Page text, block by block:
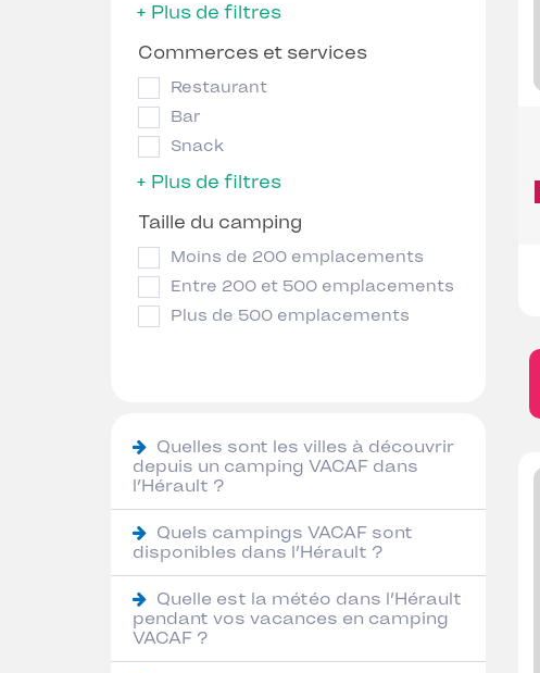
+ Plus de filtres
Commerces et services
Restaurant
Bar
Snack
+ Plus de filtres
Taille du camping
Moins de 200 emplacements
Entre 200 et 500 emplacements
Plus de 500 emplacements
Quelles sont les villes à découvrir
depuis un camping VACAF dans
l’Hérault ?
Quels campings VACAF sont
disponibles dans l’Hérault ?
Quelle est la météo dans l’Hérault
pendant vos vacances en camping
VACAF ?